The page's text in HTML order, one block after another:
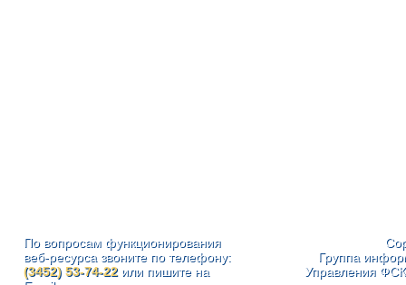
По вопросам функционирования
веб-ресурса звоните по телефону:
(3452) 53-74-22 или пишите на
Группа
Управления